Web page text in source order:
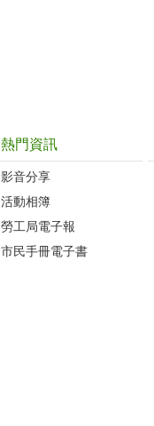
熱門資訊
影音分享
活動相簿
勞工局電子報
市民手冊電子書